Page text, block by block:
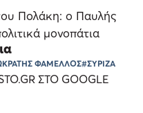
Πολάκη: ο Παυλής
μονοπάτια
ΦΑΜΕΛΛΟΣ#ΣΥΡΙΖΑ
ΣΤΟ GOOGLE